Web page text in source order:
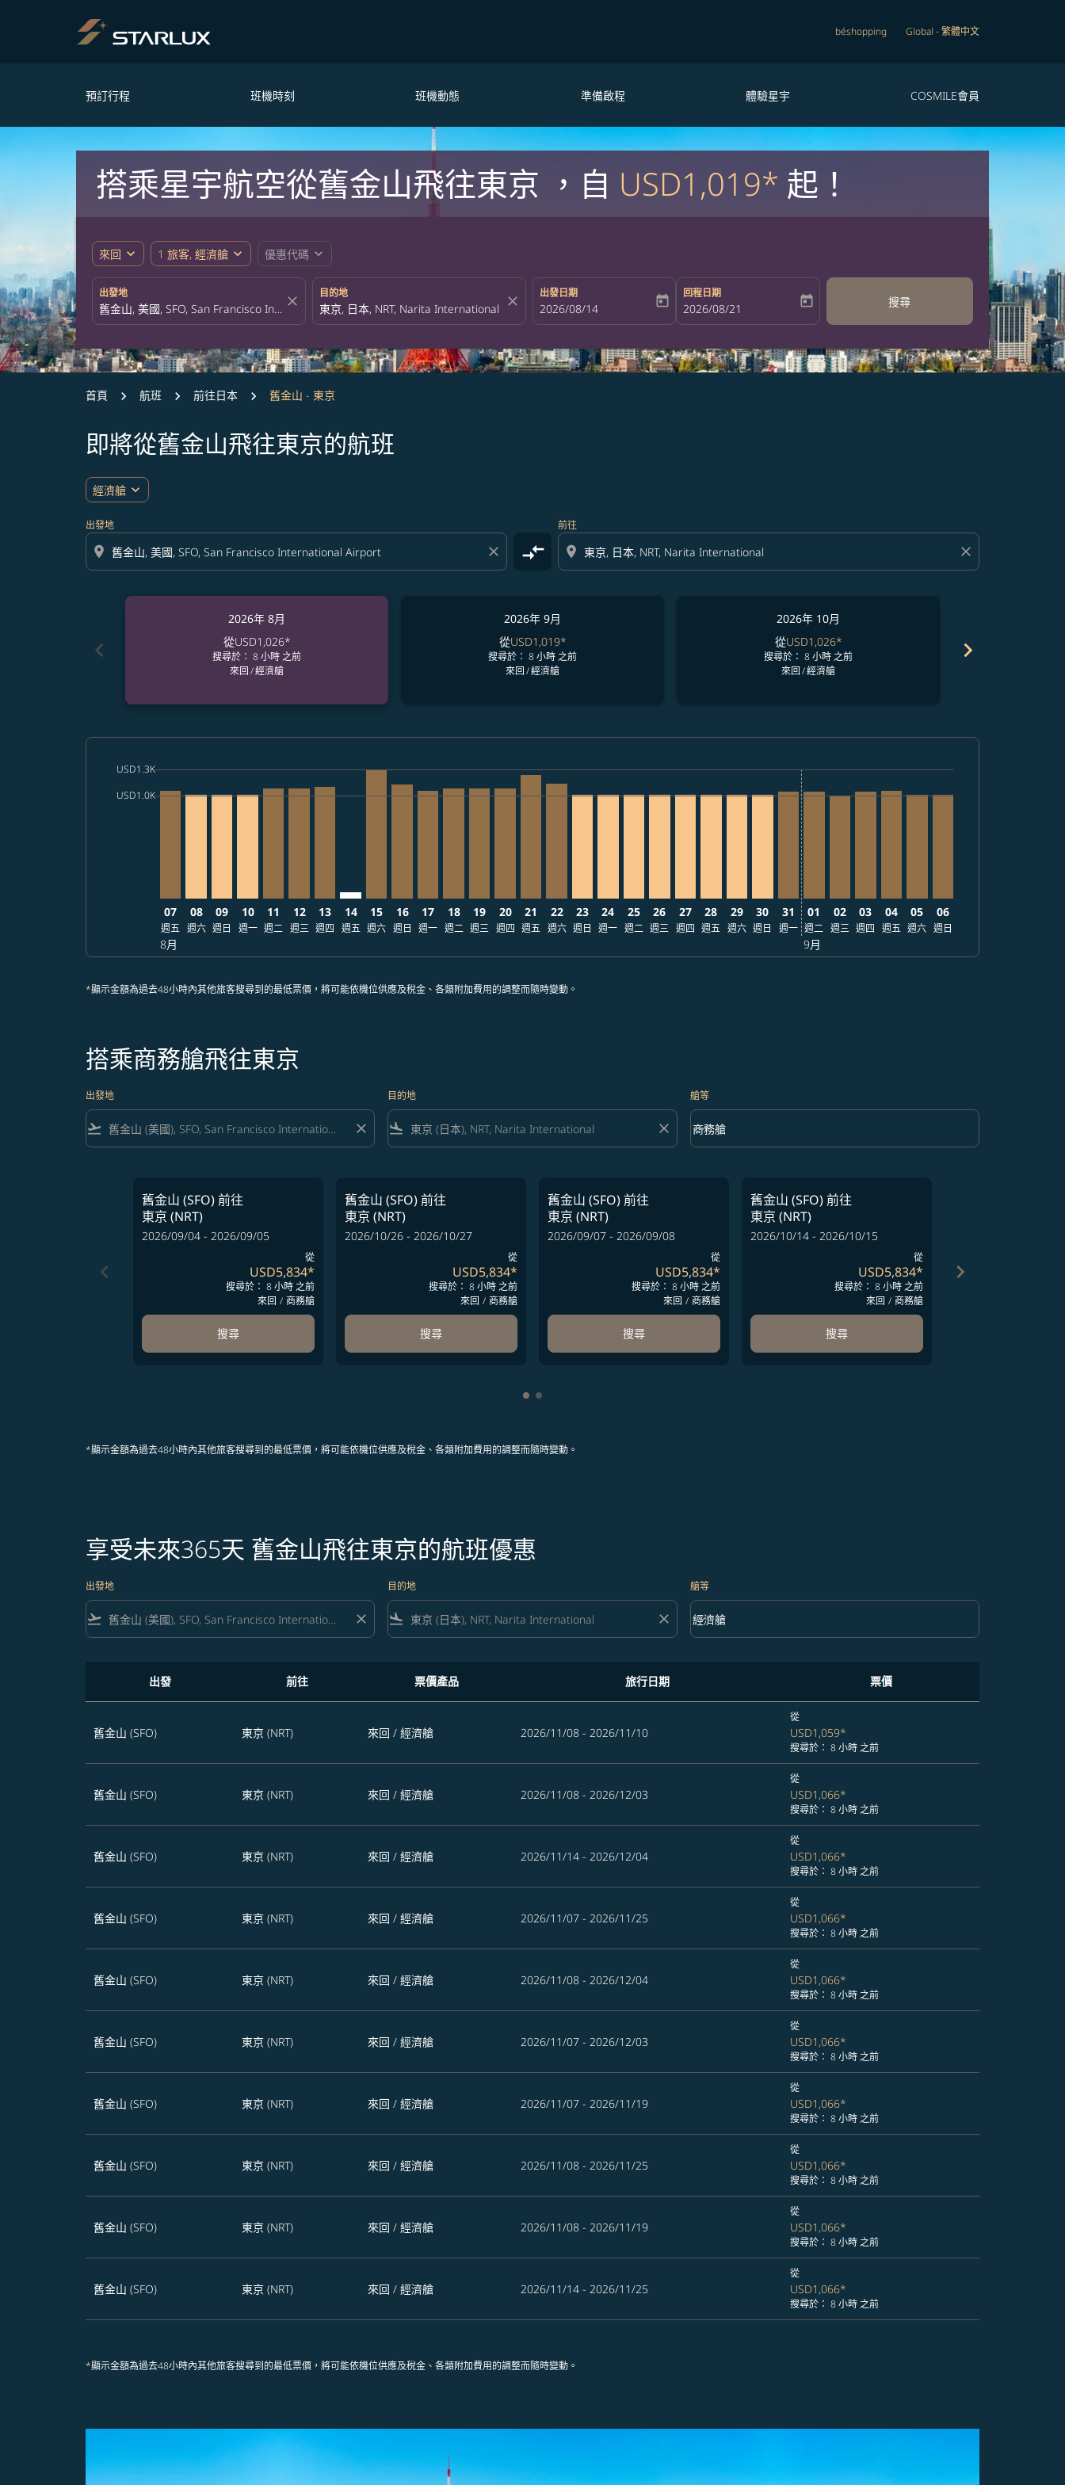
béshopping Global -繁體中文
預訂行程 班機時刻 班機動態 準備啟程 體驗星宇 COSMILE會員
搭乘星宇航空從舊金山飛往東京 ，自 USD1,019* 起！
來回 expand_more 1 旅客, 經濟艙 expand_more 優惠代碼 expand_more
出發地
close
目的地
close
出發日期
fc-booking-departure-date-aria-label
2026/08/14 today
回程日期
fc-booking-return-date-aria-label
2026/08/21 today 搜尋
首頁 航班 前往日本 舊金山 - 東京
即將從舊金山飛往東京的航班
經濟艙 expand_more
出發地
location_on close compare_arrows
前往
location_on close
chevron_left
2026年 8月
從USD1,026*
搜尋於： 8 小時 之前
來回/經濟艙
2026年 9月
從USD1,019*
搜尋於： 8 小時 之前
來回/經濟艙
2026年 10月
從USD1,026*
搜尋於： 8 小時 之前
來回/經濟艙
chevron_right
USD1.0Kcmp-daily-histogram-bars-legend-min-price-aria-label USD1.0K
USD1.3Kcmp-daily-histogram-bars-legend-max-price-aria-label USD1.3K
Displaying fares for 八月-2026
07
週五
8月
08
週六
09
週日
SFO–NRT, 2026/08/10 – 2026/09/03: 從 USD1,026
10
週一
SFO–NRT, 2026/08/11 – 2026/09/03: 從 USD1,086
11
週二
SFO–NRT, 2026/08/12 – 2026/09/03: 從 USD1,086
12
週三
SFO–NRT, 2026/08/13 – 2026/09/03: 從 USD1,106
13
週四
SFO–NRT: cmp-view-offers-disclaimer. 查找票價
14
週五
SFO–NRT, 2026/08/15 – 2026/09/03: 從 USD1,275
15
週六
SFO–NRT, 2026/08/16 – 2026/09/03: 從 USD1,126
16
週日
SFO–NRT, 2026/08/17 – 2026/09/03: 從 USD1,066
17
週一
SFO–NRT, 2026/08/18 – 2026/09/03: 從 USD1,086
18
週二
SFO–NRT, 2026/08/19 – 2026/09/03: 從 USD1,086
19
週三
SFO–NRT, 2026/08/20 – 2026/09/03: 從 USD1,086
20
週四
SFO–NRT, 2026/08/21 – 2026/09/03: 從 USD1,224
21
週五
SFO–NRT, 2026/08/22 – 2026/09/03: 從 USD1,136
22
週六
SFO–NRT, 2026/08/23 – 2026/09/03: 從 USD1,026
23
週日
SFO–NRT, 2026/08/24 – 2026/09/23: 從 USD1,026
24
週一
SFO–NRT, 2026/08/25 – 2026/09/03: 從 USD1,026
25
週二
SFO–NRT, 2026/08/26 – 2026/09/25: 從 USD1,026
26
週三
SFO–NRT, 2026/08/27 – 2026/09/23: 從 USD1,026
27
週四
SFO–NRT, 2026/08/28 – 2026/09/03: 從 USD1,026
28
週五
SFO–NRT, 2026/08/29 – 2026/09/03: 從 USD1,026
29
週六
SFO–NRT, 2026/08/30 – 2026/09/23: 從 USD1,026
30
週日
SFO–NRT, 2026/08/31 – 2026/09/03: 從 USD1,056
31
週一
01
週二
9月
02
週三
03
週四
04
週五
05
週六
06
週日
*顯示金額為過去48小時內其他旅客搜尋到的最低票價，將可能依機位供應及稅金、各類附加費用的調整而隨時變動。
搭乘商務艙飛往東京
出發地
flight_takeoff close
目的地
flight_land close
艙等
艙等 option 商務艙 Selected
商務艙
keyboard_arrow_down
keyboard_arrow_left
舊金山 (SFO)前往
東京 (NRT)
2026/09/04 - 2026/09/05
從
USD5,834*
搜尋於： 8 小時 之前
來回 / 商務艙
搜尋
舊金山 (SFO)前往
東京 (NRT)
2026/10/26 - 2026/10/27
從
USD5,834*
搜尋於： 8 小時 之前
來回 / 商務艙
搜尋
舊金山 (SFO)前往
東京 (NRT)
2026/09/07 - 2026/09/08
從
USD5,834*
搜尋於： 8 小時 之前
來回 / 商務艙
搜尋
舊金山 (SFO)前往
東京 (NRT)
2026/10/14 - 2026/10/15
從
USD5,834*
搜尋於： 8 小時 之前
來回 / 商務艙
搜尋
keyboard_arrow_right
顯示 cmp-pagination-showing-cards 1 to 4
顯示 cmp-pagination-showing-cards 5 to 6
*顯示金額為過去48小時內其他旅客搜尋到的最低票價，將可能依機位供應及稅金、各類附加費用的調整而隨時變動。
享受未來365天 舊金山飛往東京的航班優惠
出發地
flight_takeoff close
目的地
flight_land close
艙等
艙等 option 經濟艙 Selected
經濟艙
keyboard_arrow_down
出發 前往 票價產品 旅行日期 票價
舊金山 (SFO) 東京 (NRT) 來回 / 經濟艙 2026/11/08 - 2026/11/10
從
USD1,059*
搜尋於： 8 小時 之前
舊金山 (SFO) 東京 (NRT) 來回 / 經濟艙 2026/11/08 - 2026/12/03
從
USD1,066*
搜尋於： 8 小時 之前
舊金山 (SFO) 東京 (NRT) 來回 / 經濟艙 2026/11/14 - 2026/12/04
從
USD1,066*
搜尋於： 8 小時 之前
舊金山 (SFO) 東京 (NRT) 來回 / 經濟艙 2026/11/07 - 2026/11/25
從
USD1,066*
搜尋於： 8 小時 之前
舊金山 (SFO) 東京 (NRT) 來回 / 經濟艙 2026/11/08 - 2026/12/04
從
USD1,066*
搜尋於： 8 小時 之前
舊金山 (SFO) 東京 (NRT) 來回 / 經濟艙 2026/11/07 - 2026/12/03
從
USD1,066*
搜尋於： 8 小時 之前
舊金山 (SFO) 東京 (NRT) 來回 / 經濟艙 2026/11/07 - 2026/11/19
從
USD1,066*
搜尋於： 8 小時 之前
舊金山 (SFO) 東京 (NRT) 來回 / 經濟艙 2026/11/08 - 2026/11/25
從
USD1,066*
搜尋於： 8 小時 之前
舊金山 (SFO) 東京 (NRT) 來回 / 經濟艙 2026/11/08 - 2026/11/19
從
USD1,066*
搜尋於： 8 小時 之前
舊金山 (SFO) 東京 (NRT) 來回 / 經濟艙 2026/11/14 - 2026/11/25
從
USD1,066*
搜尋於： 8 小時 之前
*顯示金額為過去48小時內其他旅客搜尋到的最低票價，將可能依機位供應及稅金、各類附加費用的調整而隨時變動。